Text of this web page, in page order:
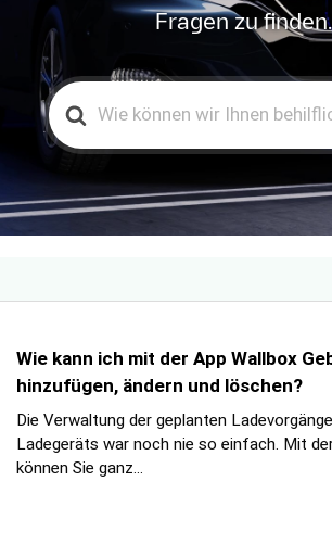
Fragen zu finden.
Search
For
Wie kann ich mit der App Wallbox
hinzufügen, ändern und löschen?
Die Verwaltung der geplanten
Ladegeräts war noch nie so einfach. Mit
können Sie ganz...